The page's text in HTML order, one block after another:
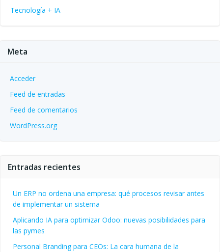
Tecnología + IA
Meta
Acceder
Feed de entradas
Feed de comentarios
WordPress.org
Entradas recientes
Un ERP no ordena una empresa: qué procesos revisar antes
de implementar un sistema
Aplicando IA para optimizar Odoo: nuevas posibilidades para
las pymes
Personal Branding para CEOs: La cara humana de la